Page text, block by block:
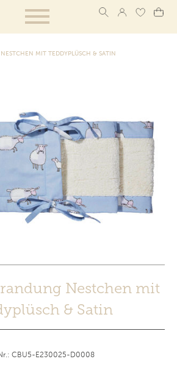
MIT TEDDYPLÜSCH & SATIN
Nestchen mit
& Satin
CBU5-E230025-D0008